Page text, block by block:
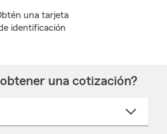
una tarjeta
identificación
una cotización?